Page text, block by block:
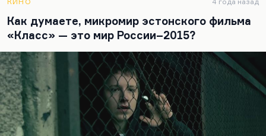
Проблема в том, что русский рок — это явление в
огромной степени западное, то есть под
западным влиянием он находится. И какие там
русские инкарнации, и как они устроены —
представить очень трудно. Их нельзя
рассматривать только как поэтов. Совершенно
правильная мысль Александра Зотикова, что они
наследуют…
Как думаете, микромир эстонского фильма
«Класс» — это мир России–2015?